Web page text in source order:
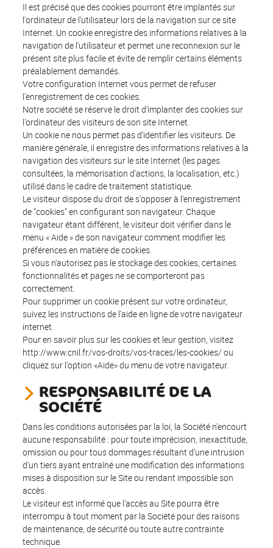
Il est précisé que des cookies pourront être implantés sur
l'ordinateur de l'utilisateur lors de la navigation sur ce site
Internet. Un cookie enregistre des informations relatives à la
navigation de l'utilisateur et permet une reconnexion sur le
présent site plus facile et évite de remplir certains éléments
préalablement demandés.
Votre configuration Internet vous permet de refuser
l'enregistrement de ces cookies.
Notre société se réserve le droit d'implanter des cookies sur
l'ordinateur des visiteurs de son site Internet.
Un cookie ne nous permet pas d'identifier les visiteurs. De
manière générale, il enregistre des informations relatives à la
navigation des visiteurs sur le site Internet (les pages
consultées, la mémorisation d'actions, la localisation, etc.)
utilisé dans le cadre de traitement statistique.
Le visiteur dispose du droit de s'opposer à l'enregistrement
de "cookies" en configurant son navigateur. Chaque
navigateur étant différent, le visiteur doit vérifier dans le
menu « Aide » de son navigateur comment modifier les
préférences en matière de cookies.
Si vous n'autorisez pas le stockage des cookies, certaines
fonctionnalités et pages ne se comporteront pas
correctement.
Pour supprimer un cookie présent sur votre ordinateur,
suivez les instructions de l'aide en ligne de votre navigateur
internet.
Pour en savoir plus sur les cookies et leur gestion, visitez
http://www.cnil.fr/vos-droits/vos-traces/les-cookies/ ou
cliquez sur l'option «Aide» du menu de votre navigateur.
RESPONSABILITÉ DE LA
SOCIÉTÉ
Dans les conditions autorisées par la loi, la Société n'encourt
aucune responsabilité : pour toute imprécision, inexactitude,
omission ou pour tous dommages résultant d'une intrusion
d'un tiers ayant entraîné une modification des informations
mises à disposition sur le Site ou rendant impossible son
accès.
Le visiteur est informé que l'accès au Site pourra être
interrompu à tout moment par la Société pour des raisons
de maintenance, de sécurité ou toute autre contrainte
technique.